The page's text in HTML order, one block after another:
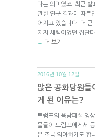
다는 의미였죠. 최근
관한 연구 결과에 따르
어지고 있습니다. 더
지지 세력이었던 집단
→ 더 보기
2016년 10월 12일.
많은 공화당원들
게 된 이유는?
트럼프의 음담패설 영
물들이 트럼프에게서
은 조금 의아하기도 합